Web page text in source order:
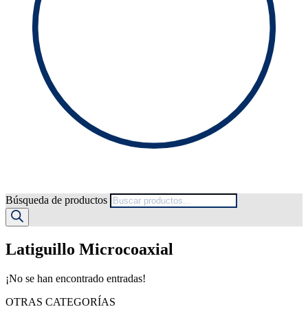
Búsqueda de productos
Latiguillo Microcoaxial
¡No se han encontrado entradas!
OTRAS CATEGORÍAS